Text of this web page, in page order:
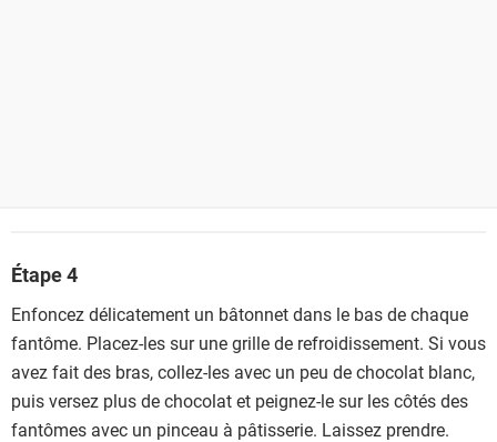
Étape 4
Enfoncez délicatement un bâtonnet dans le bas de chaque
fantôme. Placez-les sur une grille de refroidissement. Si vous
avez fait des bras, collez-les avec un peu de chocolat blanc,
puis versez plus de chocolat et peignez-le sur les côtés des
fantômes avec un pinceau à pâtisserie. Laissez prendre.